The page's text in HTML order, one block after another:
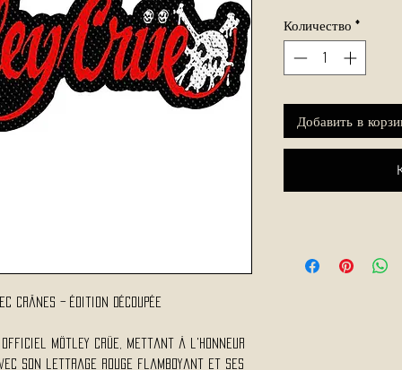
crânes – édition découpée
Mötley Crüe, mettant à l'honneur
son lettrage rouge flamboyant et ses
Количество *
Добавить в